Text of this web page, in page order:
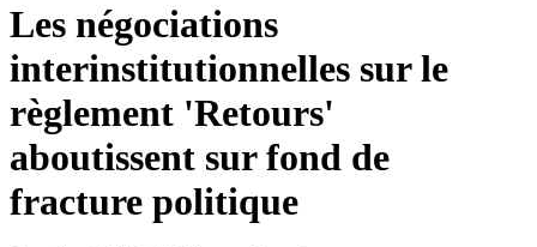
Les négociations
interinstitutionnelles sur le
règlement 'Retours'
aboutissent sur fond de
fracture politique